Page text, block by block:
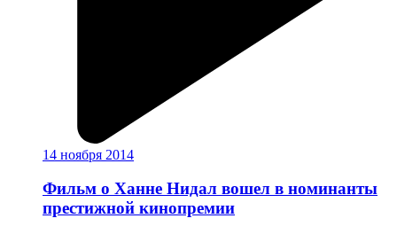
14 ноября 2014
Фильм о Ханне Нидал вошел в номинанты
престижной кинопремии